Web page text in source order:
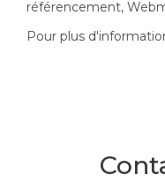
référencement,
Pour plus